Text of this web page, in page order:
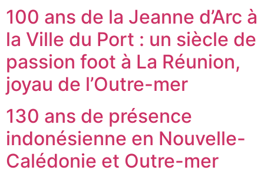
100 ans de la Jeanne d’Arc à
la Ville du Port : un siècle de
passion foot à La Réunion,
joyau de l’Outre-mer
130 ans de présence
indonésienne en Nouvelle-
Calédonie et Outre-mer